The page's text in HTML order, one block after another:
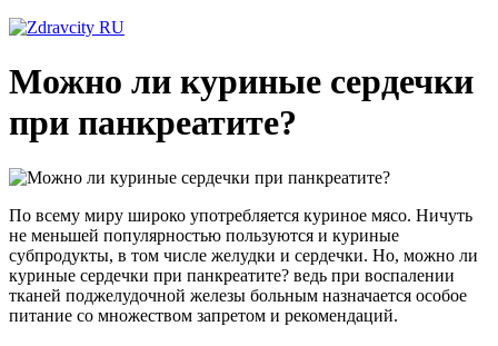
Можно ли куриные сердечки
при панкреатите?
По всему миру широко употребляется куриное мясо. Ничуть
не меньшей популярностью пользуются и куриные
субпродукты, в том числе желудки и сердечки. Но, можно ли
куриные сердечки при панкреатите? ведь при воспалении
тканей поджелудочной железы больным назначается особое
питание со множеством запретом и рекомендаций.